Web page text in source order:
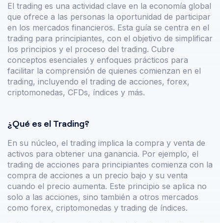
El trading es una actividad clave en la economía global
que ofrece a las personas la oportunidad de participar
en los mercados financieros. Esta guía se centra en el
trading para principiantes, con el objetivo de simplificar
los principios y el proceso del trading. Cubre
conceptos esenciales y enfoques prácticos para
facilitar la comprensión de quienes comienzan en el
trading, incluyendo el trading de acciones, forex,
criptomonedas, CFDs, índices y más.
¿Qué es el Trading?
En su núcleo, el trading implica la compra y venta de
activos para obtener una ganancia. Por ejemplo, el
trading de acciones para principiantes comienza con la
compra de acciones a un precio bajo y su venta
cuando el precio aumenta. Este principio se aplica no
solo a las acciones, sino también a otros mercados
como forex, criptomonedas y trading de índices.